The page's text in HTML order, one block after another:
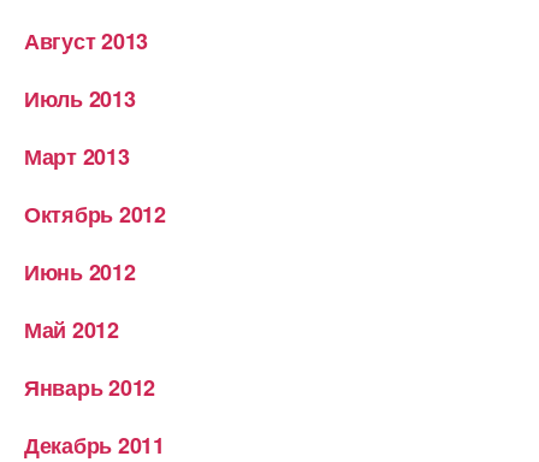
Август 2013
Июль 2013
Март 2013
Октябрь 2012
Июнь 2012
Май 2012
Январь 2012
Декабрь 2011